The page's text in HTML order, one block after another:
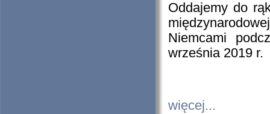
Oddajemy do
Niemcami
września 2019 r.
więcej...